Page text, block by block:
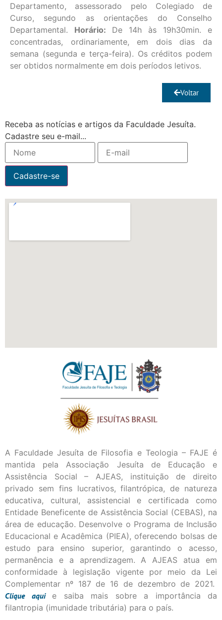
Departamento, assessorado pelo Colegiado de
Curso, segundo as orientações do Conselho
Departamental. Horário: De 14h às 19h30min. e
concentradas, ordinariamente, em dois dias da
semana (segunda e terça-feira). Os créditos podem
ser obtidos normalmente em dois períodos letivos.
Voltar
Receba as notícias e artigos da Faculdade Jesuíta.
Cadastre seu e-mail...
A Faculdade Jesuíta de Filosofia e Teologia – FAJE é
mantida pela Associação Jesuíta de Educação e
Assistência Social – AJEAS, instituição de direito
privado sem fins lucrativos, filantrópica, de natureza
educativa, cultural, assistencial e certificada como
Entidade Beneficente de Assistência Social (CEBAS), na
área de educação. Desenvolve o Programa de Inclusão
Educacional e Acadêmica (PIEA), oferecendo bolsas de
estudo para ensino superior, garantindo o acesso,
permanência e a aprendizagem. A AJEAS atua em
conformidade à legislação vigente por meio da Lei
Complementar nº 187 de 16 de dezembro de 2021.
Cliqueaqui
e saiba mais sobre a importância da
filantropia (imunidade tributária) para o país.